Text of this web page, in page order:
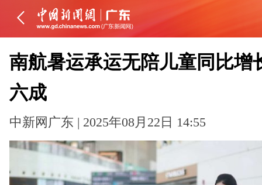
南航暑运承运无陪儿童同比增
六成
中新网广东 | 2025年08月22日 14:55